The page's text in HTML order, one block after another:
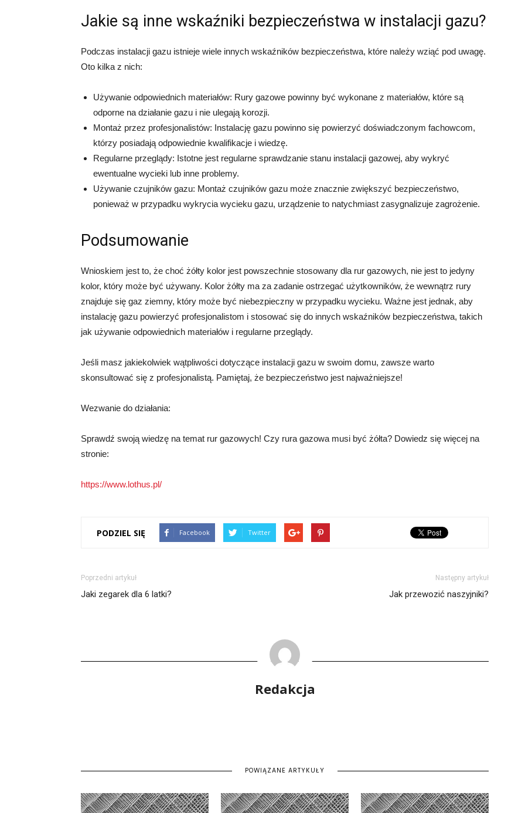
Jakie są inne wskaźniki bezpieczeństwa w instalacji gazu?
Podczas instalacji gazu istnieje wiele innych wskaźników bezpieczeństwa, które należy wziąć pod uwagę.
Oto kilka z nich:
Używanie odpowiednich materiałów: Rury gazowe powinny być wykonane z materiałów, które są
odporne na działanie gazu i nie ulegają korozji.
Montaż przez profesjonalistów: Instalację gazu powinno się powierzyć doświadczonym fachowcom,
którzy posiadają odpowiednie kwalifikacje i wiedzę.
Regularne przeglądy: Istotne jest regularne sprawdzanie stanu instalacji gazowej, aby wykryć
ewentualne wycieki lub inne problemy.
Używanie czujników gazu: Montaż czujników gazu może znacznie zwiększyć bezpieczeństwo,
ponieważ w przypadku wykrycia wycieku gazu, urządzenie to natychmiast zasygnalizuje zagrożenie.
Podsumowanie
Wnioskiem jest to, że choć żółty kolor jest powszechnie stosowany dla rur gazowych, nie jest to jedyny
kolor, który może być używany. Kolor żółty ma za zadanie ostrzegać użytkowników, że wewnątrz rury
znajduje się gaz ziemny, który może być niebezpieczny w przypadku wycieku. Ważne jest jednak, aby
instalację gazu powierzyć profesjonalistom i stosować się do innych wskaźników bezpieczeństwa, takich
jak używanie odpowiednich materiałów i regularne przeglądy.
Jeśli masz jakiekolwiek wątpliwości dotyczące instalacji gazu w swoim domu, zawsze warto
skonsultować się z profesjonalistą. Pamiętaj, że bezpieczeństwo jest najważniejsze!
Wezwanie do działania:
Sprawdź swoją wiedzę na temat rur gazowych! Czy rura gazowa musi być żółta? Dowiedz się więcej na
stronie:
https://www.lothus.pl/
PODZIEL SIĘ Facebook Twitter
Poprzedni artykuł
Jaki zegarek dla 6 latki?
Następny artykuł
Jak przewozić naszyjniki?
Redakcja
POWIĄZANE ARTYKUŁY